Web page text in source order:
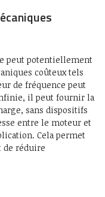
peut potentiellement
coûteux tels
de fréquence peut
il peut fournir la
sans dispositifs
entre le moteur et
Cela permet
de réduire